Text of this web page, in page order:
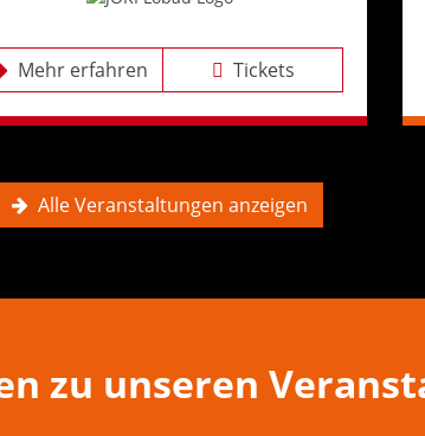
Mehr erfahren Tickets
Alle Veranstaltungen anzeigen
zu unseren